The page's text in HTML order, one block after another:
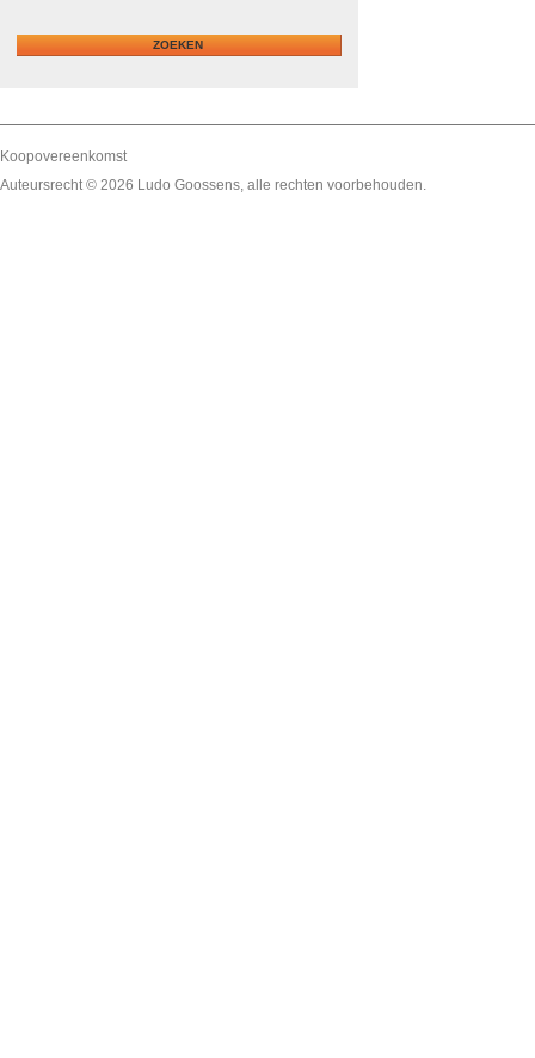
Koopovereenkomst
Auteursrecht © 2026 Ludo Goossens, alle rechten voorbehouden.